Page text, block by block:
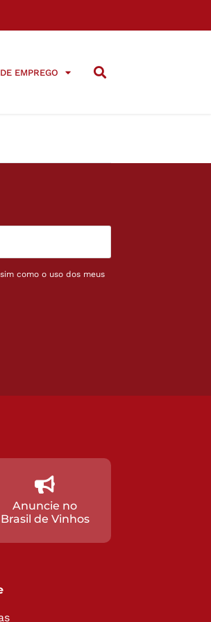
EMPREGO
como o uso dos meus
Anuncie no
Brasil de Vinhos